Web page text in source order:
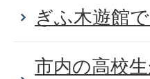
ぎふ木遊館
市内の高校